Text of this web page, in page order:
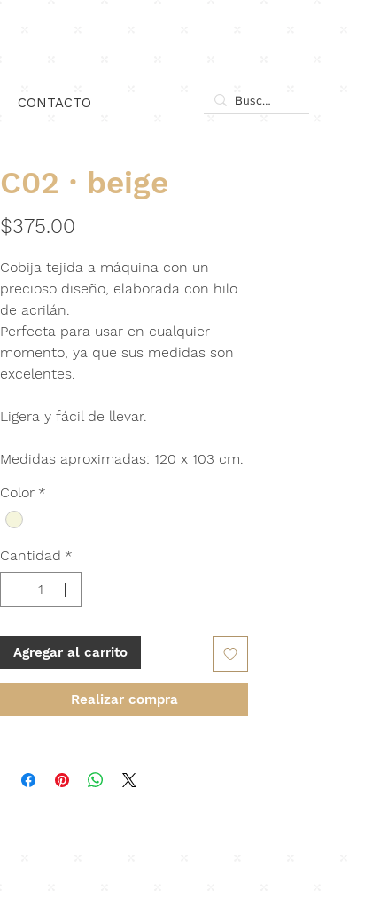
CONTACTO
C02 · beige
$375.00
Cobija tejida a máquina con un
precioso diseño, elaborada con hilo
de acrilán.
Perfecta para usar en cualquier
momento, ya que sus medidas son
excelentes.
Ligera y fácil de llevar.
Medidas aproximadas: 120 x 103 cm.
Color *
Cantidad *
Agregar al carrito
Realizar compra